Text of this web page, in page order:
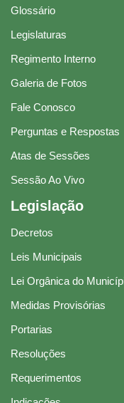
Glossário
Legislaturas
Regimento Interno
Galeria de Fotos
Fale Conosco
Perguntas e Respostas
Atas de Sessões
Sessão Ao Vivo
Legislação
Decretos
Leis Municipais
Lei Orgânica do
Medidas Provisórias
Portarias
Resoluções
Requerimentos